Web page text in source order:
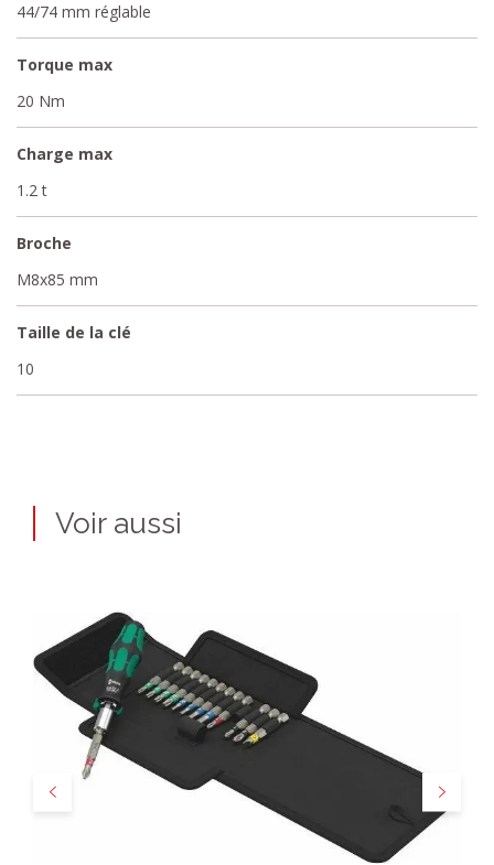
44/74 mm réglable
Torque max
20 Nm
Charge max
1.2 t
Broche
M8x85 mm
Taille de la clé
10
Voir aussi
Précédent Suivant